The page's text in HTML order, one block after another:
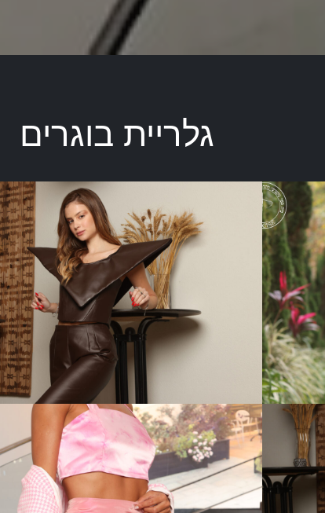
גלריית בוגרים